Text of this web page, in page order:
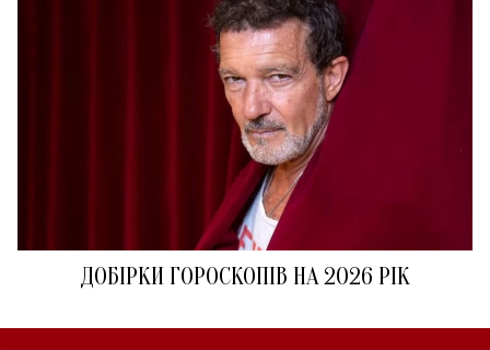
ДОБІРКИ ГОРОСКОПІВ НА 2026 РІК